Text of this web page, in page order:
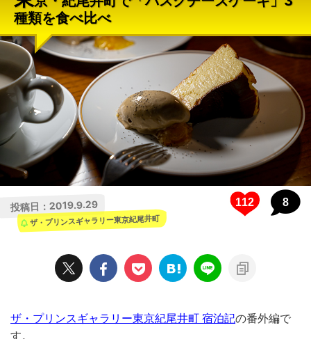
種類を食べ比べ
8
投稿日：2019.9.29
ザ・プリンスギャラリー東京紀尾井町
ザ・プリンスギャラリー東京紀尾井町 宿泊記の番外編で
す。